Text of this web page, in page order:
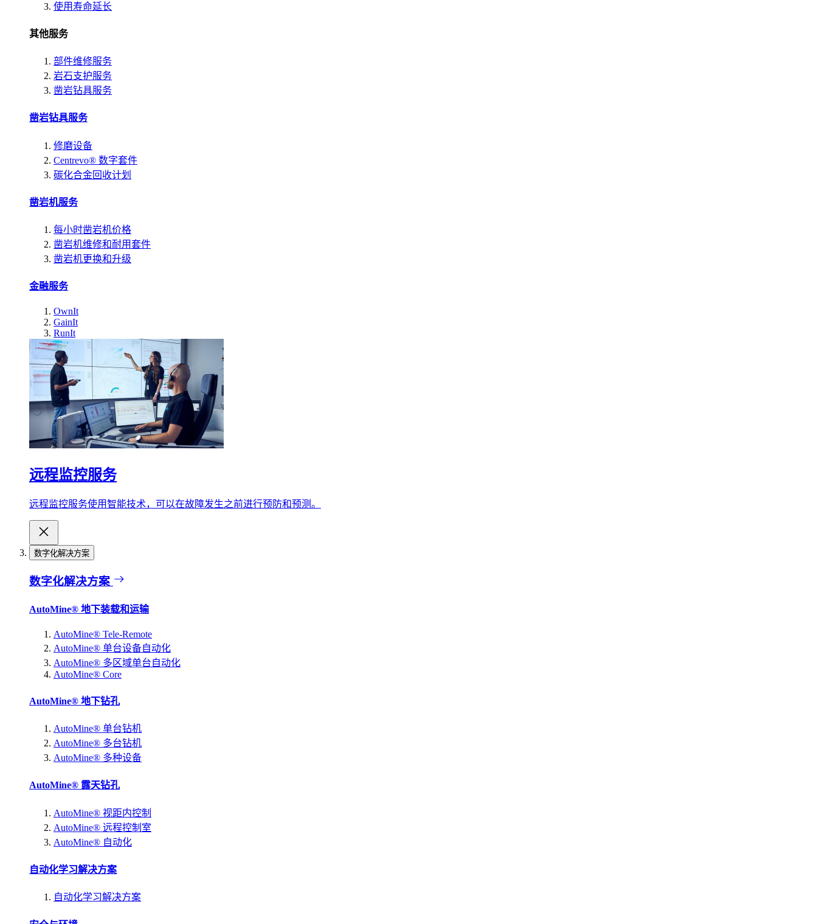
使用寿命延长
其他服务
部件维修服务
岩石支护服务
凿岩钻具服务
凿岩钻具服务
修磨设备
Centrevo® 数字套件
碳化合金回收计划
凿岩机服务
每小时凿岩机价格
凿岩机维修和耐用套件
凿岩机更换和升级
金融服务
OwnIt
GainIt
RunIt
远程监控服务
远程监控服务使用智能技术，可以在故障发生之前进行预防和预测。
数字化解决方案
数字化解决方案
AutoMine® 地下装载和运输
AutoMine® Tele-Remote
AutoMine® 单台设备自动化
AutoMine® 多区域单台自动化
AutoMine® Core
AutoMine® 地下钻孔
AutoMine® 单台钻机
AutoMine® 多台钻机
AutoMine® 多种设备
AutoMine® 露天钻孔
AutoMine® 视距内控制
AutoMine® 远程控制室
AutoMine® 自动化
自动化学习解决方案
自动化学习解决方案